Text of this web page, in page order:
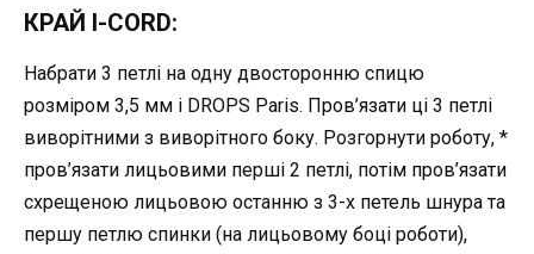
КРАЙ I-CORD:
Набрати 3 петлі на одну двосторонню спицю
розміром 3,5 мм і DROPS Paris. Пров’язати ці 3 петлі
виворітними з виворітного боку. Розгорнути роботу, *
пров’язати лицьовими перші 2 петлі, потім пров’язати
схрещеною лицьовою останню з 3-х петель шнура та
першу петлю спинки (на лицьовому боці роботи),